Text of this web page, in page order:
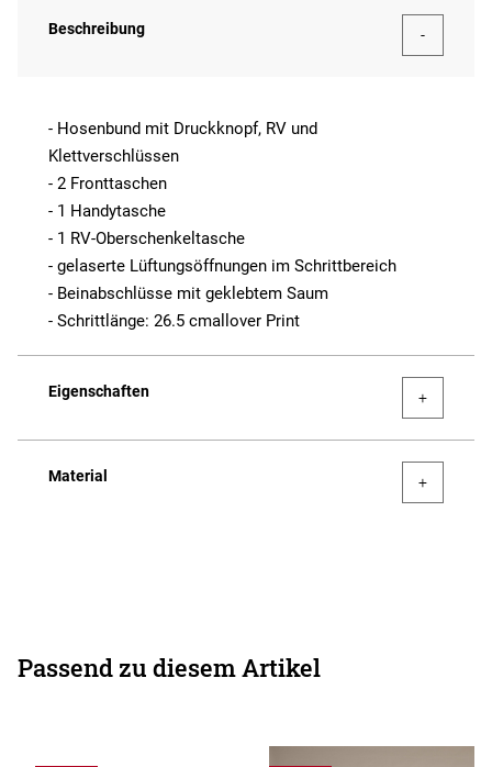
Beschreibung
- Hosenbund mit Druckknopf, RV und
Klettverschlüssen
- 2 Fronttaschen
- 1 Handytasche
- 1 RV-Oberschenkeltasche
- gelaserte Lüftungsöffnungen im Schrittbereich
- Beinabschlüsse mit geklebtem Saum
- Schrittlänge: 26.5 cmallover Print
Eigenschaften
Material
Passend zu diesem Artikel